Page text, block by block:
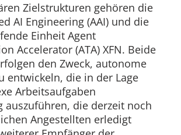
Zielstrukturen gehören die
AI Engineering (AAI) und die
Einheit Agent
Accelerator (ATA) XFN. Beide
den Zweck, autonome
entwickeln, die in der Lage
Arbeitsaufgaben
auszuführen, die derzeit noch
Angestellten erledigt